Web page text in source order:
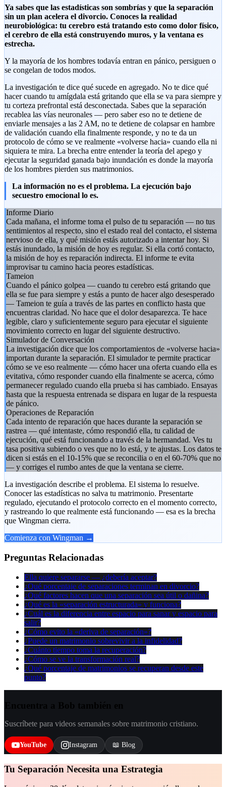
Ya sabes que las estadísticas son sombrías y que la separación
sin un plan acelera el divorcio. Conoces la realidad
neurobiológica: tu cerebro está tratando esto como dolor físico,
el cerebro de ella está construyendo muros, y la ventana es
estrecha.
Y la mayoría de los hombres todavía entran en pánico, persiguen o
se congelan de todos modos.
La investigación te dice qué sucede en agregado. No te dice qué
hacer cuando tu amígdala está gritando que ella se va para siempre y
tu corteza prefrontal está desconectada. Sabes que la separación
recablea las vías neuronales — pero saber eso no te detiene de
enviarle mensajes a las 2 AM, no te detiene de colapsar en hambre
de validación cuando ella finalmente responde, y no te da un
protocolo de cómo se ve realmente «volverse hacia» cuando ella ni
siquiera te mira. La brecha entre entender la teoría del apego y
ejecutar la seguridad ganada bajo inundación es donde la mayoría
de los hombres pierden sus matrimonios.
La información no es el problema. La ejecución bajo
secuestro emocional lo es.
Informe Diario
Cada mañana, el informe toma el pulso de tu separación — no tus
sentimientos al respecto, sino el estado real del contacto, el sistema
nervioso de ella, y qué misión estás autorizado a intentar hoy. Si
estás inundado, la misión de hoy es regular. Si ella cortó contacto,
la misión de hoy es reparación indirecta. El informe te evita
improvisar tu camino hacia peores estadísticas.
Tameion
Cuando el pánico golpea — cuando tu cerebro está gritando que
ella se fue para siempre y estás a punto de hacer algo desesperado
— Tameion te guía a través de las partes en conflicto hasta que
encuentras claridad. No hace que el dolor desaparezca. Te hace
legible, claro y suficientemente seguro para ejecutar el siguiente
movimiento correcto en lugar del siguiente destructivo.
Simulador de Conversación
La investigación dice que los comportamientos de «volverse hacia»
importan durante la separación. El simulador te permite practicar
cómo se ve eso realmente — cómo hacer una oferta cuando ella es
evitativa, cómo responder cuando ella finalmente se acerca, cómo
permanecer regulado cuando ella prueba si has cambiado. Ensayas
hasta que la respuesta entrenada se dispara en lugar de la respuesta
de pánico.
Operaciones de Reparación
Cada intento de reparación que haces durante la separación se
rastrea — qué intentaste, cómo respondió ella, tu calidad de
ejecución, qué está funcionando a través de la hermandad. Ves tu
tasa positiva subiendo o ves que no lo está, y te ajustas. Los datos te
dicen si estás en el 10-15% que se reconcilia o en el 60-70% que no
— y corriges el rumbo antes de que la ventana se cierre.
La investigación describe el problema. El sistema lo resuelve.
Conocer las estadísticas no salva tu matrimonio. Presentarte
regulado, ejecutando el protocolo correcto en el momento correcto,
y rastreando lo que realmente está funcionando — esa es la brecha
que Wingman cierra.
Comienza con Wingman →
Preguntas Relacionadas
Ella quiere separarse — ¿debería aceptar?
¿Qué porcentaje de separaciones terminan en divorcio?
¿Qué factores hacen que una separación sea útil o dañina?
¿Qué es la «separación estructurada» y funciona?
¿Cuál es la diferencia entre espacio para sanar y espacio para
salir?
¿Cómo evito la «deriva de separación»?
¿Puede un matrimonio sobrevivir a la infidelidad?
¿Cuánto tiempo toma la recuperación?
¿Cómo se ve la transformación real?
¿Qué porcentaje de matrimonios se recuperan desde este
punto?
Suscríbete para videos semanales sobre matrimonio cristiano.
YouTube Instagram 📖 Blog
Tu Separación Necesita una Estrategia